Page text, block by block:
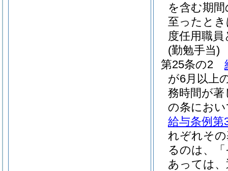
を含む期
至ったと
度任用職
(勤勉手当)
第25条の2
が6月以上
務時間が
の条にお
給与条例第
れぞれそ
るのは、
あっては